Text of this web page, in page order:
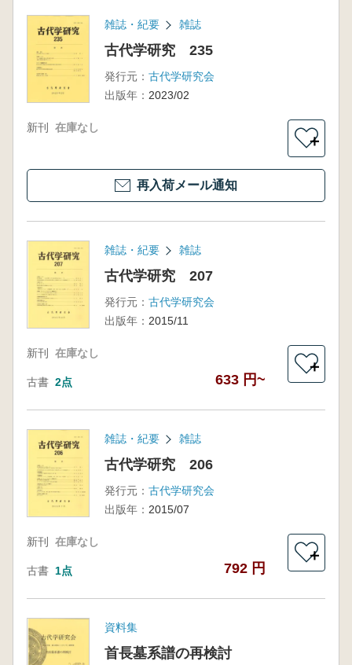
雑誌・紀要 雑誌
古代学研究 235
発行元： 古代学研究会
出版年： 2023/02
新刊 在庫なし
＋
再入荷メール通知
雑誌・紀要 雑誌
古代学研究 207
発行元： 古代学研究会
出版年： 2015/11
新刊 在庫なし
古書 2点 633 円~
＋
雑誌・紀要 雑誌
古代学研究 206
発行元： 古代学研究会
出版年： 2015/07
新刊 在庫なし
古書 1点 792 円
＋
資料集
首長墓系譜の再検討